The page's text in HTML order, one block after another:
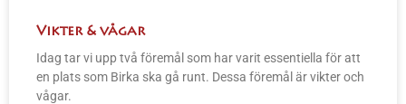
Vikter & vågar
Idag tar vi upp två föremål som har varit essentiella för att
en plats som Birka ska gå runt. Dessa föremål är vikter och
vågar.